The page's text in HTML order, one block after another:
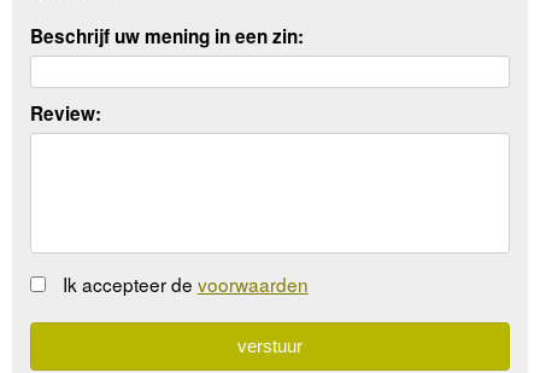
Beschrijf uw mening in een zin:
Review:
Ik accepteer de voorwaarden